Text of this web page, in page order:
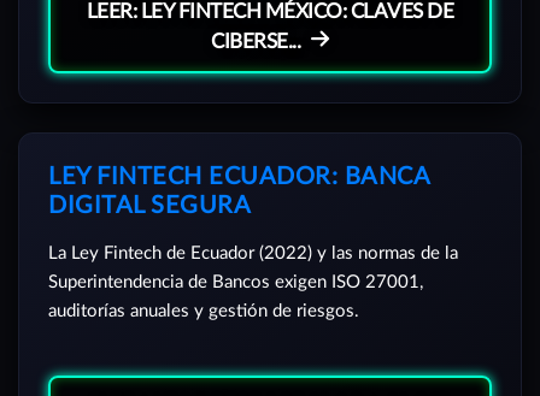
LEER: LEY FINTECH MÉXICO: CLAVES DE
CIBERSE...
LEY FINTECH ECUADOR: BANCA
DIGITAL SEGURA
La Ley Fintech de Ecuador (2022) y las normas de la
Superintendencia de Bancos exigen ISO 27001,
auditorías anuales y gestión de riesgos.